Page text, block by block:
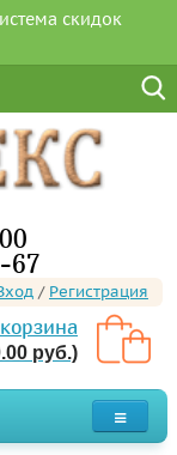
скидок
67
/ Регистрация
руб.)